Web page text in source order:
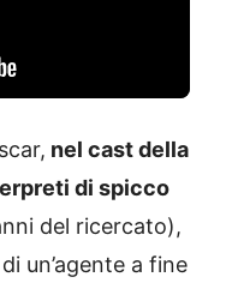
nel cast della
di spicco
del ricercato),
un’agente a fine